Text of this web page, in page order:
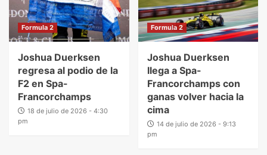
Formula 2
Joshua Duerksen
regresa al podio de la
F2 en Spa-
Francorchamps
18 de julio de 2026 - 4:30
pm
Formula 2
Joshua Duerksen
llega a Spa-
Francorchamps con
ganas volver hacia la
cima
14 de julio de 2026 - 9:13
pm